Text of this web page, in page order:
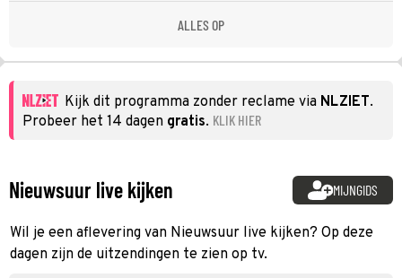
ALLES OP
Kijk dit programma zonder reclame via NLZIET.
Probeer het 14 dagen gratis. KLIK HIER
Nieuwsuur live kijken MIJNGIDS
Wil je een aflevering van Nieuwsuur live kijken? Op deze
dagen zijn de uitzendingen te zien op tv.